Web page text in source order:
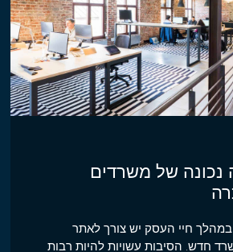
נכונה של משרדים
חיי העסק יש צורך לאתר
חדש. הסיבות עשויות להיות רבות